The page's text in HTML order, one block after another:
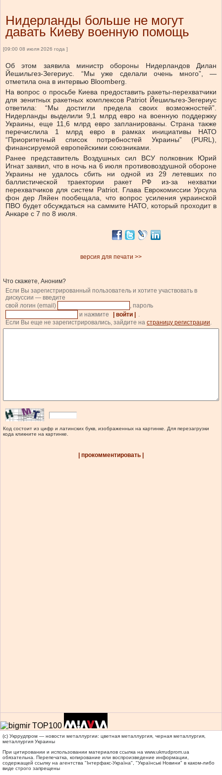
Нидерланды больше не могут
давать Киеву военную помощь
[09:00 08 июля 2026 года ]
Об этом заявила министр обороны Нидерландов Дилан
Йешильгез-Зегериус. “Мы уже сделали очень много”, —
отметила она в интервью Bloomberg.
На вопрос о просьбе Киева предоставить ракеты-перехватчики
для зенитных ракетных комплексов Patriot Йешильгез-Зегериус
ответила: “Мы достигли предела своих возможностей”.
Нидерланды выделили 9,1 млрд евро на военную поддержку
Украины, еще 11,6 млрд евро запланированы. Страна также
перечислила 1 млрд евро в рамках инициативы НАТО
“Приоритетный список потребностей Украины” (PURL),
финансируемой европейскими союзниками.
Ранее представитель Воздушных сил ВСУ полковник Юрий
Игнат заявил, что в ночь на 6 июля противовоздушной обороне
Украины не удалось сбить ни одной из 29 летевших по
баллистической траектории ракет РФ из-за нехватки
перехватчиков для систем Patriot. Глава Еврокомиссии Урсула
фон дер Ляйен пообещала, что вопрос усиления украинской
ПВО будет обсуждаться на саммите НАТО, который проходит в
Анкаре с 7 по 8 июля.
версия для печати >>
Что скажете, Аноним?
Если Вы зарегистрированный пользователь и хотите участвовать в
дискуссии — введите
свой логин (email)
, пароль
и нажмите
| войти |
.
Если Вы еще не зарегистрировались, зайдите на страницу регистрации.
Код состоит из цифр и латинских букв, изображенных на картинке. Для перезагрузки
кода кликните на картинке.
| прокомментировать |
(c) Укррудпром — новости металлургии: цветная металлургия, черная металлургия,
металлургия Украины
При цитировании и использовании материалов ссылка на www.ukrrudprom.ua
обязательна. Перепечатка, копирование или воспроизведение информации,
содержащей ссылку на агентства "Iнтерфакс-Україна", "Українськi Новини" в каком-либо
виде строго запрещены